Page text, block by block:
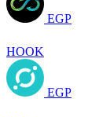
EGP
HOOK
EGP